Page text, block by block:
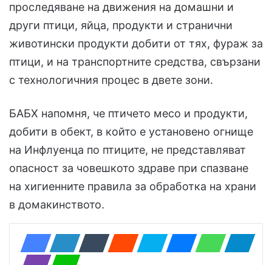
проследяване на движения на домашни и
други птици, яйца, продукти и странични
животински продукти добити от тях, фураж за
птици, и на транспортните средства, свързани
с технологичния процес в двете зони.
БАБХ напомня, че птичето месо и продукти,
добити в обект, в който е установено огнище
на Инфлуенца по птиците, не представляват
опасност за човешкото здраве при спазване
на хигиенните правила за обработка на храни
в домакинството.